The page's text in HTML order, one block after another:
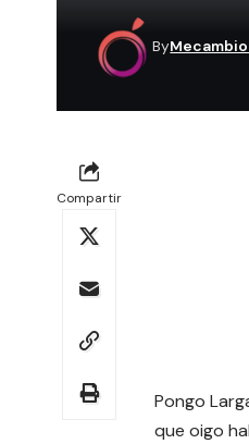
By
Compartir
Pongo
que oigo